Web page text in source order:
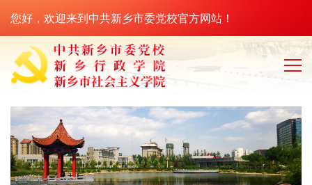
您好，欢迎来到中共新乡市委党校官方网站！